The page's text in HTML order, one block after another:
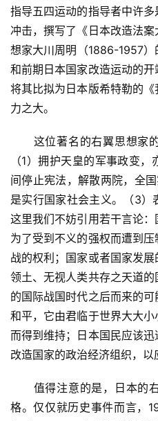
指导五四运动的指导者中许
冲击，撰写了《日本改造法
想家大川周明（1886-1957
和前期日本国家改造运动的
将其比拟为日本版希特勒的
力之大。
这位著名的右翼思想家的
（1）拥护天皇的军事政变
间停止宪法，解散两院，全
是实行国家社会主义。（3）
这里我们不妨引用若干言论：
为了受到不义的强权而遭到
战的权利；国家或者国家发
领土、无视人类共存之天道
的国际战国时代之后而来的
和平，它由君临于世界大大
而得到维持；日本国民应该迅
改造国家的政治经济组织，以
值得注意的是，日本的右
格。仅仅就历史事件而言，